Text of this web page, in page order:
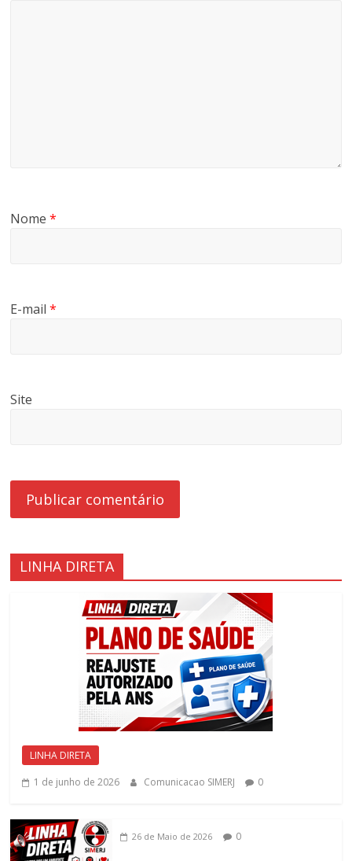
Nome*
E-mail*
Site
LINHA DIRETA
LINHA DIRETA
1 de junho de 2026
Comunicacao SIMERJ 0
26 de Maio de 2026 0